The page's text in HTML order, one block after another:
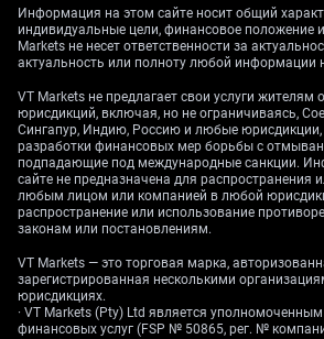
волатильности перед выходом
Покупка короткосрочных опционов
истечением в середине января 2026
эффективной стратегией. Эта
значительного движения цены в
весьма вероятно после усвоения
прогноза ФРС. Трейдеры с
направленностью должны
опционы “пут” или “колл”, чтобы
риски. Если вы считаете, что тон
агрессивным, чем ожидалось,
“пут” на GBP/USD может быть
если вы чувствуете, что рынок уже
политику ФРС, опционы “колл”
будет использован мягкий язык.
Информация на этом сайте носит общий
индивидуальные цели, финансовое положение
Markets не несет ответственности за
актуальность или полноту любой информации
VT Markets не предлагает свои услуги жителям
юрисдикций, включая, но не ограничиваясь,
Сингапур, Индию, Россию и любые юрисдикции,
разработки финансовых мер борьбы с
подпадающие под международные санкции.
сайте не предназначена для распространения
любым лицом или компанией в любой
распространение или использование
законам или постановлениям.
VT Markets — это торговая марка,
зарегистрированная несколькими
юрисдикциях.
· VT Markets (Pty) Ltd является
финансовых услуг (FSP № 50865, рег. №